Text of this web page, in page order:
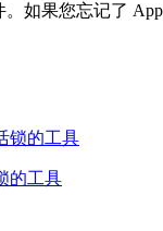
。如果您忘记了
的工具